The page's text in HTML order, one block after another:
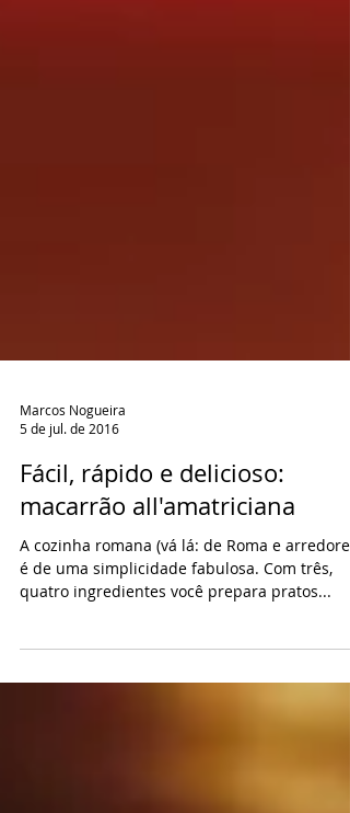
Marcos Nogueira
5 de jul. de 2016
Fácil, rápido e delicioso:
macarrão all'amatriciana
A cozinha romana (vá lá: de Roma e
quatro ingredientes você prepara pratos...